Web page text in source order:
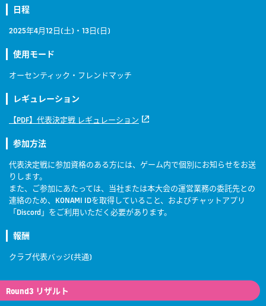
日程
2025年4月12日(土)・13日(日)
使用モード
オーセンティック・フレンドマッチ
レギュレーション
【PDF】代表決定戦 レギュレーション
参加方法
代表決定戦に参加資格のある方には、ゲーム内で個別にお知らせをお送
りします。
また、ご参加にあたっては、当社または本大会の運営業務の委託先との
連絡のため、KONAMI IDを取得していること、およびチャットアプリ
「Discord」をご利用いただく必要があります。
報酬
クラブ代表バッジ(共通)
Round3 リザルト